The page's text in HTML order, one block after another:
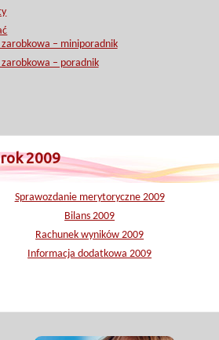
– miniporadnik
– poradnik
2009
Sprawozdanie merytoryczne 2009
Bilans 2009
Rachunek wyników 2009
Informacja dodatkowa 2009